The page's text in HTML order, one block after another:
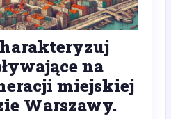
na
miejskiej
Warszawy.